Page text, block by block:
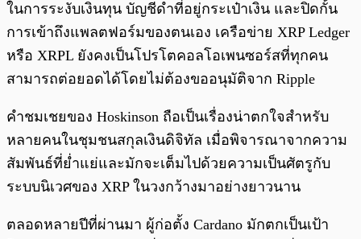
ในการระงับเงินทุน บัญชีดำที่อยู่กระเป๋าเงิน และปิดกั้น
การเข้าถึงแพลตฟอร์มของตนเอง เครือข่าย XRP Ledger
หรือ XRPL ยังคงเป็นโปรโตคอลโอเพนซอร์สที่ทุกคน
สามารถต่อยอดได้โดยไม่ต้องขออนุมัติจาก Ripple
คำชมเชยของ Hoskinson ถือเป็นเรื่องน่าตกใจสำหรับ
หลายคนในชุมชนสกุลเงินดิจิทัล เมื่อพิจารณาจากความ
สัมพันธ์ที่ย่ำแย่และมักจะเต็มไปด้วยความเป็นศัตรูกับ
ระบบนิเวศของ XRP ในวงกว้างมาอย่างยาวนาน
ตลอดหลายปีที่ผ่านมา ผู้ก่อตั้ง Cardano มักตกเป็นเป้า